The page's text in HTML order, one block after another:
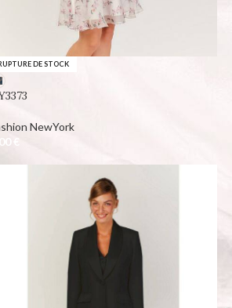
DE STOCK
NewYork